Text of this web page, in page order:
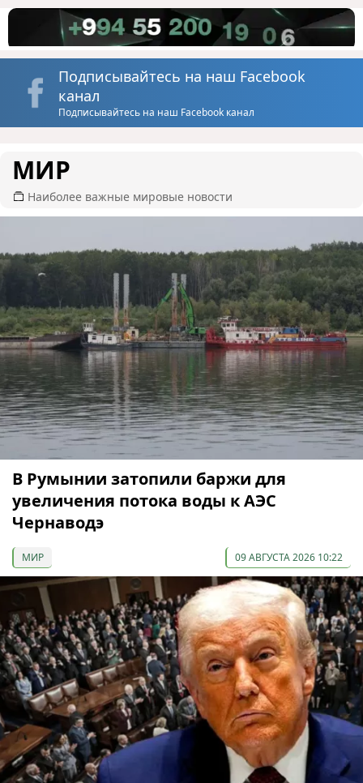
Подписывайтесь на наш Facebook
канал
Подписывайтесь на наш Facebook канал
МИР
Наиболее важные мировые новости
В Румынии затопили баржи для
увеличения потока воды к АЭС
Чернаводэ
МИР 09 АВГУСТА 2026 10:22